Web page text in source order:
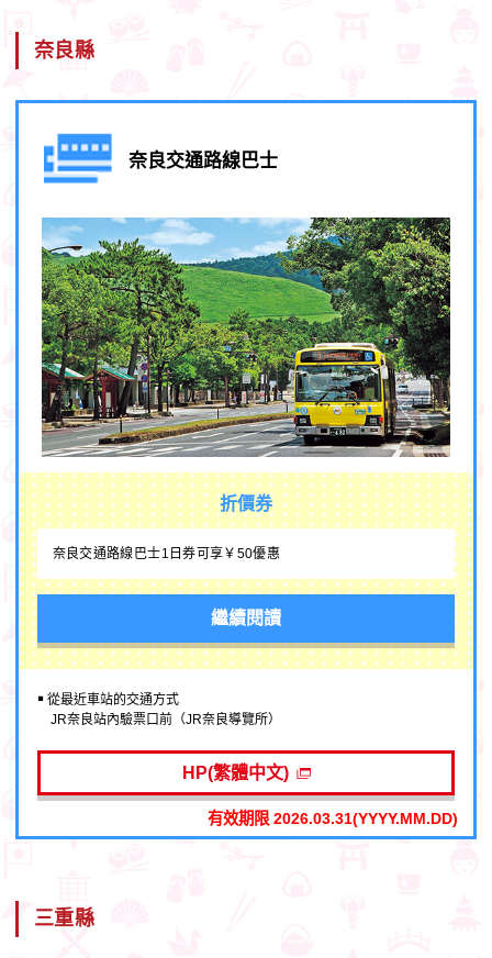
奈良縣
奈良交通路線巴士
折價券
奈良交通路線巴士1日券可享￥50優惠
繼續閱讀
￭ 從最近車站的交通方式
JR奈良站內驗票口前（JR奈良導覽所）
HP(繁體中文)
有效期限 2026.03.31(YYYY.MM.DD)
三重縣